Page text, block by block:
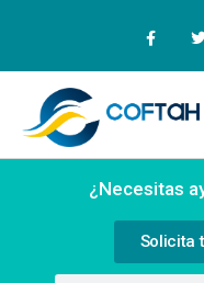
¿Necesitas
Solicita